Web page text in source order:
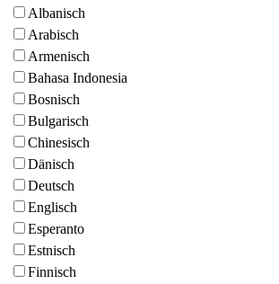
Albanisch
Arabisch
Armenisch
Bahasa Indonesia
Bosnisch
Bulgarisch
Chinesisch
Dänisch
Deutsch
Englisch
Esperanto
Estnisch
Finnisch